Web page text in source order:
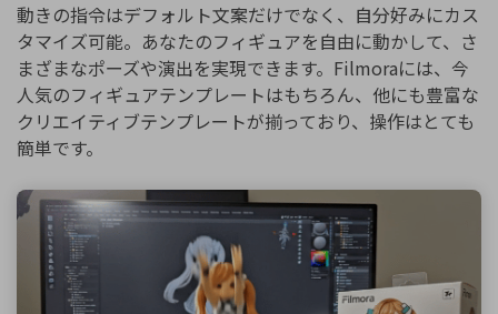
動きの指令はデフォルト文案だけでなく、自分好みにカス
タマイズ可能。あなたのフィギュアを自由に動かして、さ
まざまなポーズや演出を実現できます。Filmoraには、今
人気のフィギュアテンプレートはもちろん、他にも豊富な
クリエイティブテンプレートが揃っており、操作はとても
簡単です。